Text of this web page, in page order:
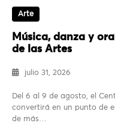
Arte
Música, danza y
de las Artes
julio 31, 2026
Del 6 al 9 de agosto, el
convertirá en un punto de
de más…